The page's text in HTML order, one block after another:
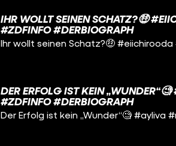
IHR WOLLT SEINEN SCHATZ?🤑
#ZDFINFO #DERBIOGRAPH
Ihr wollt seinen Schatz?🤑
DER ERFOLG IST KEIN
#ZDFINFO #DERBIOGRAPH
Der Erfolg ist kein „Wunder“🧐 #ayliva